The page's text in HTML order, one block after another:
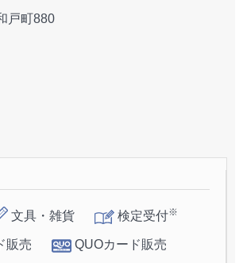
戸町880
文具・雑貨 検定受付※
販売 QUOカード販売